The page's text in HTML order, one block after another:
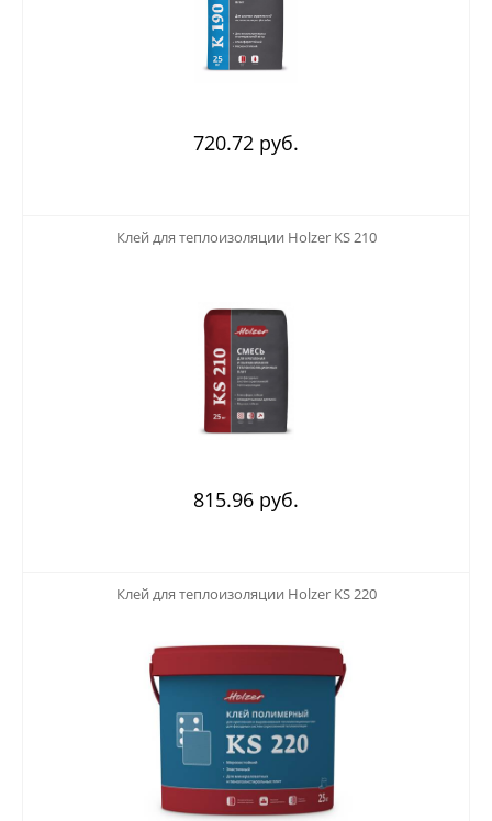
720.72 руб.
Клей для теплоизоляции Holzer KS 210
815.96 руб.
Клей для теплоизоляции Holzer KS 220